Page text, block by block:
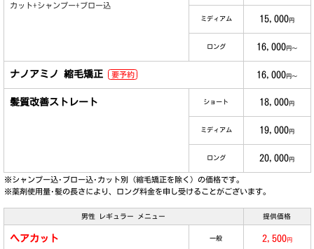
カット+シャンプー+ブロー込
ミディアム 15,000円
ロング 16,000円～
ナノアミノ 縮毛矯正 要予約 16,000円～
髪質改善ストレート ショート 18,000円
ミディアム 19,000円
ロング 20,000円
※シャンプー込･ブロー込･カット別（縮毛矯正を除く）の価格です。
※薬剤使用量･髪の長さにより、ロング料金を申し受けることがございます。
男性 レギュラー メニュー 提供価格
ヘアカット 一般 2,500円